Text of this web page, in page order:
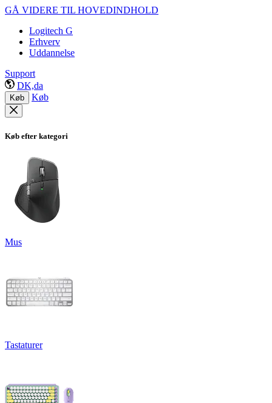
GÅ VIDERE TIL HOVEDINDHOLD
Logitech G
Erhverv
Uddannelse
Support
DK,da
Køb Køb
Køb efter kategori
Mus
Tastaturer